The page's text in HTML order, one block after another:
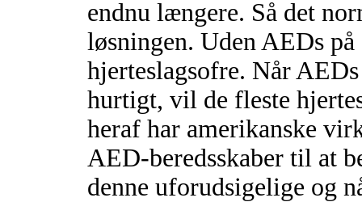
endnu længere. Så det
løsningen. Uden AEDs
hjerteslagsofre. Når
hurtigt, vil de fleste
heraf har amerikanske
AED-beredsskaber til at
denne uforudsigelige og